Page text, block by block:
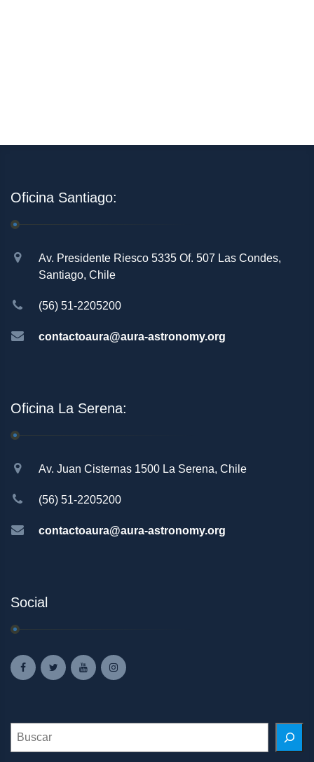
Oficina Santiago:
Av. Presidente Riesco 5335 Of. 507 Las Condes,
Santiago, Chile
(56) 51-2205200
contactoaura@aura-astronomy.org
Oficina La Serena:
Av. Juan Cisternas 1500 La Serena, Chile
(56) 51-2205200
contactoaura@aura-astronomy.org
Social
Search